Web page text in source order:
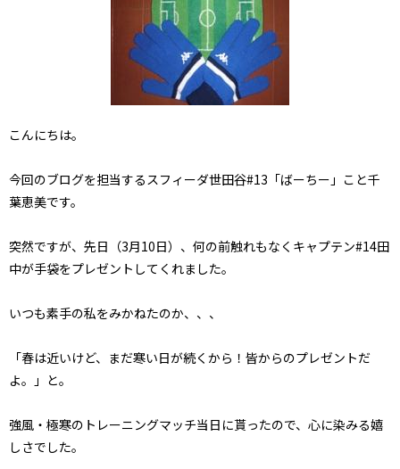
こんにちは。
今回のブログを担当するスフィーダ世田谷#13「ばーちー」こと千
葉恵美です。
突然ですが、先日（3月10日）、何の前触れもなくキャプテン#14田
中が手袋をプレゼントしてくれました。
いつも素手の私をみかねたのか、、、
「春は近いけど、まだ寒い日が続くから！皆からのプレゼントだ
よ。」と。
強風・極寒のトレーニングマッチ当日に貰ったので、心に染みる嬉
しさでした。